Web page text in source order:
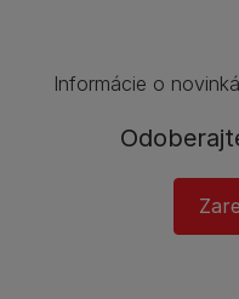
Informácie o